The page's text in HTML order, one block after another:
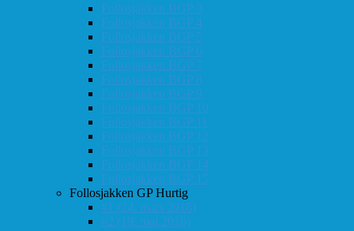
Follosjakken BGP 3
Follosjakken BGP 4
Follosjakken BGP 5
Follosjakken BGP 6
Follosjakken BGP 7
Follosjakken BGP 8
Follosjakken BGP 9
Follosjakken BGP 10
Follosjakken BGP 11
Follosjakken BGP 12
Follosjakken BGP 13
Follosjakken BGP 14
Follosjakken BGP 15
Follosjakken GP Hurtig
#1 (24. mars 2018)
#2 (19. mai 2018)